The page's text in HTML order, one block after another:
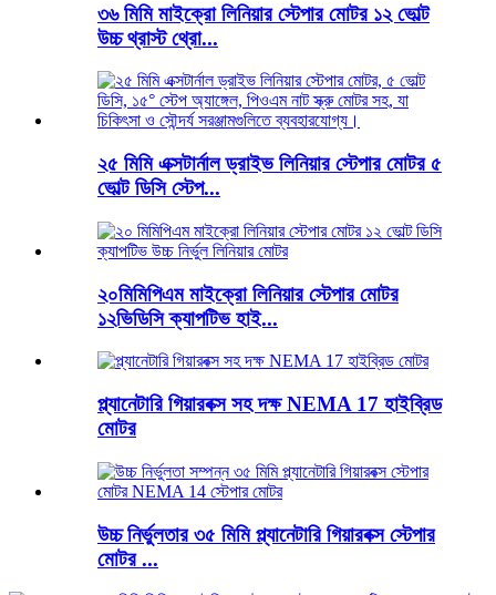
৩৬ মিমি মাইক্রো লিনিয়ার স্টেপার মোটর ১২ ভোল্ট
উচ্চ থ্রাস্ট থ্রো...
২৫ মিমি এক্সটার্নাল ড্রাইভ লিনিয়ার স্টেপার মোটর ৫
ভোল্ট ডিসি স্টেপ...
২০মিমিপিএম মাইক্রো লিনিয়ার স্টেপার মোটর
১২ভিডিসি ক্যাপটিভ হাই...
প্ল্যানেটারি গিয়ারবক্স সহ দক্ষ NEMA 17 হাইব্রিড
মোটর
উচ্চ নির্ভুলতার ৩৫ মিমি প্ল্যানেটারি গিয়ারবক্স স্টেপার
মোটর ...